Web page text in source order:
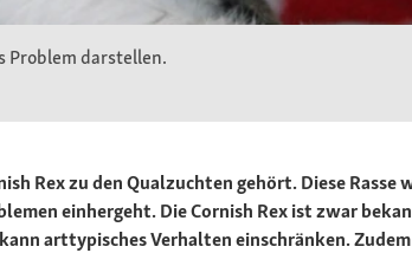
Problem darstellen.
Rex zu den Qualzuchten gehört. Diese
einhergeht. Die Cornish Rex ist zwar
arttypisches Verhalten einschränken.